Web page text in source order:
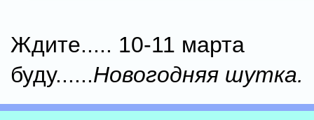
Ждите..... 10-11 марта
буду......Новогодняя шутка.